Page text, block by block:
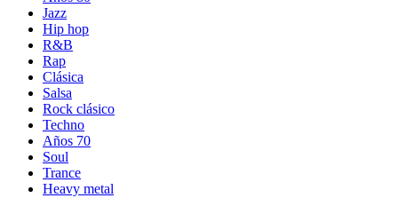
Jazz
Hip hop
R&B
Rap
Clásica
Salsa
Rock clásico
Techno
Años 70
Soul
Trance
Heavy metal